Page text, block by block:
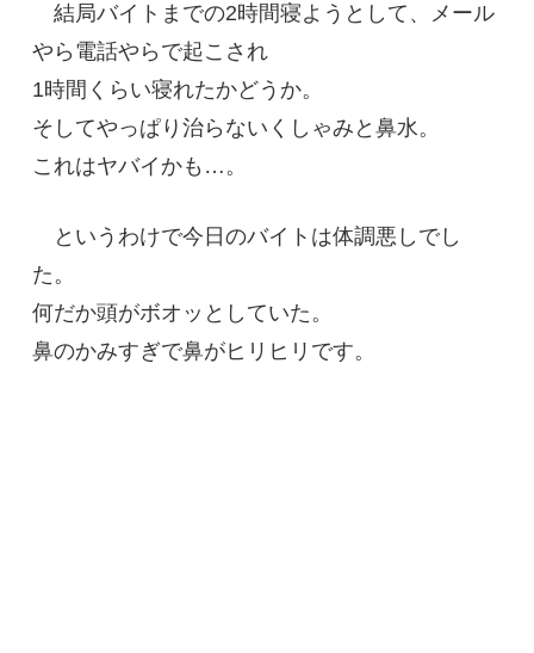
結局バイトまでの2時間寝ようとして、メール
やら電話やらで起こされ
1時間くらい寝れたかどうか。
そしてやっぱり治らないくしゃみと鼻水。
これはヤバイかも…。
というわけで今日のバイトは体調悪しでし
た。
何だか頭がボオッとしていた。
鼻のかみすぎで鼻がヒリヒリです。